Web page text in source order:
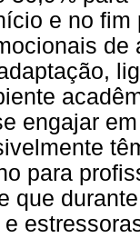
e no
engajar
para
que